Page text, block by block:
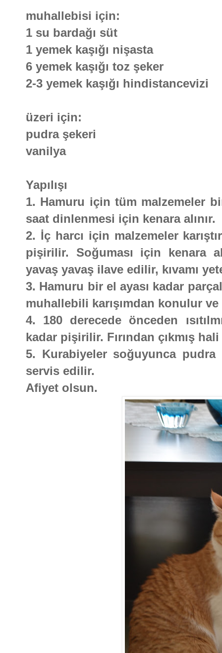
muhallebisi için:
1 su bardağı süt
1 yemek kaşığı nişasta
6 yemek kaşığı toz şeker
2-3 yemek kaşığı hindistancevizi
üzeri için:
pudra şekeri
vanilya
Yapılışı
1. Hamuru için tüm malzemeler
saat dinlenmesi için kenara alınır.
2. İç harcı için malzemeler
pişirilir. Soğuması için kenara
yavaş yavaş ilave edilir, kıvamı
3. Hamuru bir el ayası kadar
muhallebili karışımdan konulur
4. 180 derecede önceden
kadar pişirilir. Fırından çıkmış hali
5. Kurabiyeler soğuyunca pudra
servis edilir.
Afiyet olsun.